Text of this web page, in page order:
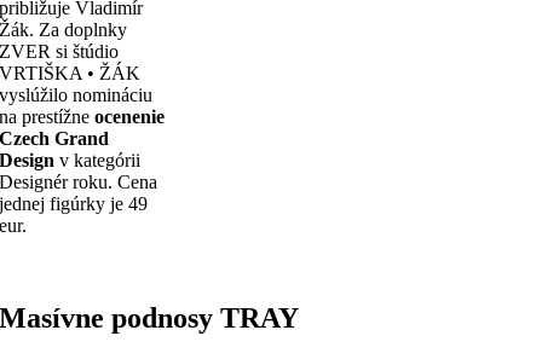
približuje Vladimír
Žák. Za doplnky
ZVER si štúdio
VRTIŠKA • ŽÁK
vyslúžilo nomináciu
na prestížneocenenie
Czech Grand
Design v kategórii
Designér roku. Cena
jednej figúrky je 49
eur.
Masívne podnosy TRAY